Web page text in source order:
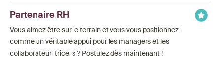
Partenaire RH
Vous aimez être sur le terrain et vous vous positionnez
comme un véritable appui pour les managers et les
collaborateur-trice-s ? Postulez dès maintenant !